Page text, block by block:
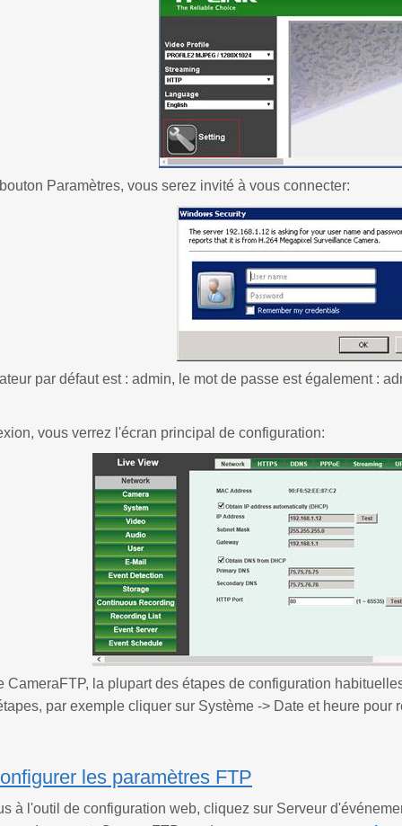
Paramètres, vous serez invité à vous connecter:
par défaut est : admin, le mot de passe est également :
vous verrez l'écran principal de configuration:
CameraFTP, la plupart des étapes de configuration
par exemple cliquer sur Système -> Date et heure pour
les paramètres FTP
à l'outil de configuration web, cliquez sur Serveur